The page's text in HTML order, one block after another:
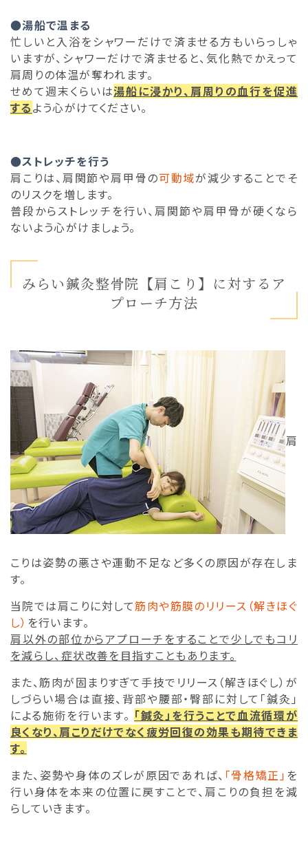
●湯船で温まる
忙しいと入浴をシャワーだけで済ませる方もいらっしゃ
いますが、シャワーだけで済ませると、気化熱でかえって
肩周りの体温が奪われます。
せめて週末くらいは湯船に浸かり、肩周りの血行を促進
するよう心がけてください。
●ストレッチを行う
肩こりは、肩関節や肩甲骨の可動域が減少することでそ
のリスクを増します。
普段からストレッチを行い、肩関節や肩甲骨が硬くなら
ないよう心がけましょう。
みらい鍼灸整骨院【肩こり】に対するア
プローチ方法
肩
こりは姿勢の悪さや運動不足など多くの原因が存在しま
す。
当院では肩こりに対して筋肉や筋膜のリリース（解きほぐ
し） を行います。
肩以外の部位からアプローチをすることで少しでもコリ
を減らし、症状改善を目指すこともあります。
また、筋肉が固まりすぎて手技でリリース（解きほぐし）が
しづらい場合は直接、背部や腰部・臀部に対して「鍼灸」
による施術を行います。 「鍼灸」を行うことで血流循環が
良くなり、肩こりだけでなく疲労回復の効果も期待できま
す。
また、姿勢や身体のズレが原因であれば、 「骨格矯正」 を
行い身体を本来の位置に戻すことで、肩こりの負担を減
らしていきます。